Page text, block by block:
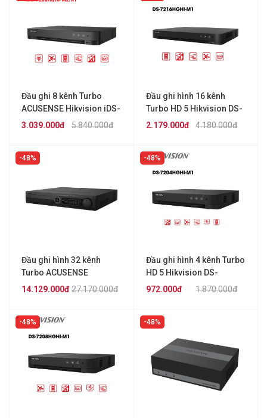
Đầu ghi 8 kênh Turbo
ACUSENSE Hikvision iDS-
7208HQHI-M2/XT5.840.000đ
3.039.000đ
Đầu ghi hình 16 kênh
Turbo HD 5 Hikvision DS-
7216HGHI-M14.180.000đ
2.179.000đ
48%
Đầu ghi hình 32 kênh
Turbo ACUSENSE
Hikvision iDS-7332HQHI-
27.170.000đ
14.129.000đ
48%
Đầu ghi hình 4 kênh Turbo
HD 5 Hikvision DS-
7204HGHI-M11.870.000đ
972.000đ
48% 48%